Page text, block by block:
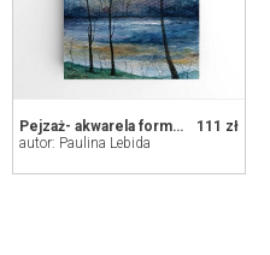
111 zł
Pejzaż- akwarela formatu A5
autor: Paulina Lebida